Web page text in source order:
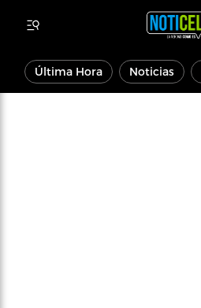
Última Hora Noticias